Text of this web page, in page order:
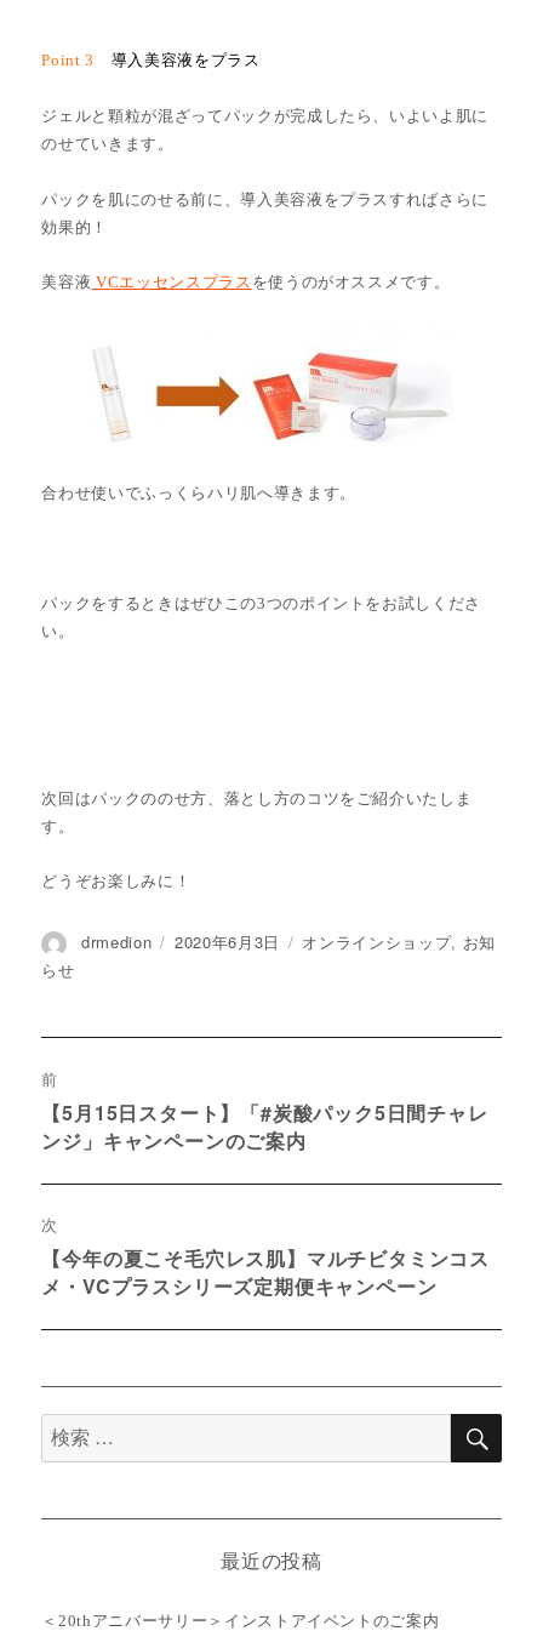
Point 3 導入美容液をプラス
ジェルと顆粒が混ざってパックが完成したら、いよいよ肌に
のせていきます。
パックを肌にのせる前に、導入美容液をプラスすればさらに
効果的！
美容液 VCエッセンスプラス を使うのがオススメです。
合わせ使いでふっくらハリ肌へ導きます。
パックをするときはぜひこの3つのポイントをお試しくださ
い。
次回はパックののせ方、落とし方のコツをご紹介いたしま
す。
どうぞお楽しみに！
投
drmedion
投
2020年6月3日
カ
ー
オンラインショップ, お知
らせ
稿
ナ
ビ
ゲ
ー
ン
前
過
去
稿:
【5月15日スタート】「#炭酸パック5日間チャレ
ンジ」キャンペーンのご案内
次
次
の
【今年の夏こそ毛穴レス肌】マルチビタミンコス
メ・VCプラスシリーズ定期便キャンペーン
検
検
最近の投稿
＜20thアニバーサリー＞インストアイベントのご案内